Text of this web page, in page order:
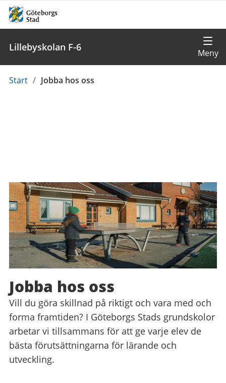
Lillebyskolan F-6
Du
Start / Jobba hos oss
Jobba hos oss
Vill du göra skillnad på riktigt och vara med och
forma framtiden? I Göteborgs Stads grundskolor
arbetar vi tillsammans för att ge varje elev de
bästa förutsättningarna för lärande och
utveckling.